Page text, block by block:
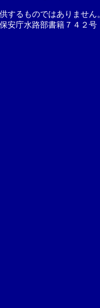
するものではありませ
安庁水路部書籍７４２